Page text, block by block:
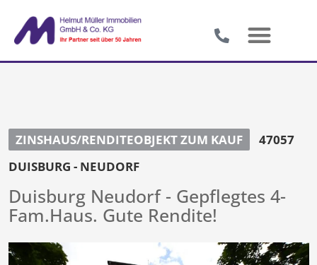
ZINSHAUS/RENDITEOBJEKT ZUM KAUF
47057
DUISBURG - NEUDORF
Duisburg Neudorf - Gepflegtes 4-
Fam.Haus. Gute Rendite!